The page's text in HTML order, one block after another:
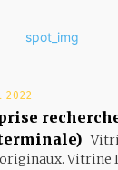
2022
Vitrine